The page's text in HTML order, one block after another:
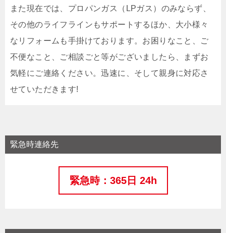
また現在では、プロパンガス（LPガス）のみならず、
その他のライフラインもサポートするほか、大小様々
なリフォームも手掛けております。お困りなこと、ご
不便なこと、ご相談ごと等がございましたら、まずお
気軽にご連絡ください。迅速に、そして親身に対応さ
せていただきます!
緊急時連絡先
緊急時：365日 24h